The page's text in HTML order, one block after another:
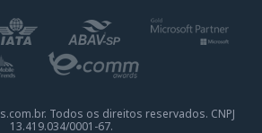
Todos os direitos reservados. CNPJ
13.419.034/0001-67.